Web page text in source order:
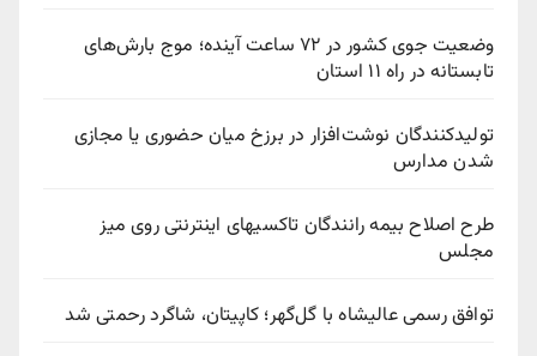
وضعیت جوی کشور در ۷۲ ساعت آینده؛ موج بارش‌های
تابستانه در راه ۱۱ استان
تولیدکنندگان نوشت‌افزار در برزخ میان حضوری یا مجازی
شدن مدارس
طرح اصلاح بیمه رانندگان تاکسیهای اینترنتی روی میز
مجلس
توافق رسمی عالیشاه با گل‌گهر؛ کاپیتان، شاگرد رحمتی شد